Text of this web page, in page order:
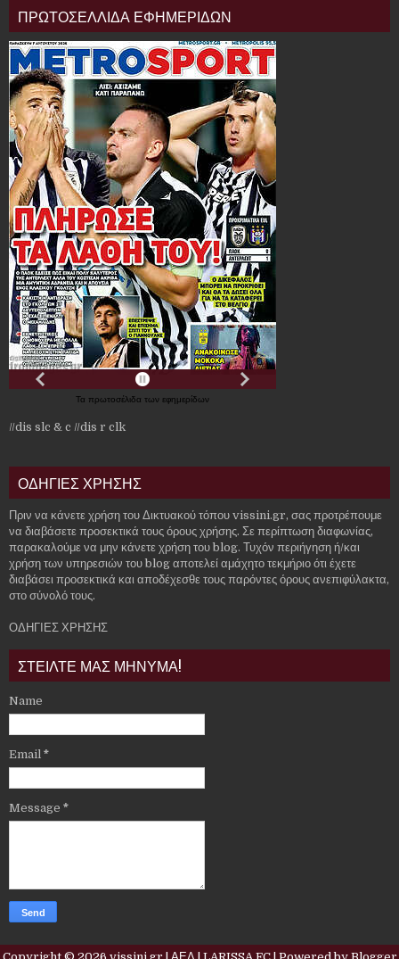
ΠΡΩΤΟΣΕΛΛΙΔΑ ΕΦΗΜΕΡΙΔΩΝ
Τα πρωτοσέλιδα των εφημερίδων
//dis slc & c //dis r clk
ΟΔΗΓΙΕΣ ΧΡΗΣΗΣ
Πριν να κάνετε χρήση του Δικτυακού τόπου vissini.gr, σας προτρέπουμε
να διαβάσετε προσεκτικά τους όρους χρήσης. Σε περίπτωση διαφωνίας,
παρακαλούμε να μην κάνετε χρήση του blog. Τυχόν περιήγηση ή/και
χρήση των υπηρεσιών του blog αποτελεί αμάχητο τεκμήριο ότι έχετε
διαβάσει προσεκτικά και αποδέχεσθε τους παρόντες όρους ανεπιφύλακτα,
στο σύνολό τους.
ΟΔΗΓΙΕΣ ΧΡΗΣΗΣ
ΣΤΕΙΛΤΕ ΜΑΣ ΜΗΝΥΜΑ!
Name
Email *
Message *